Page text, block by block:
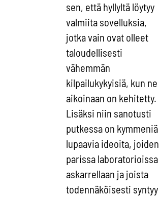
sen, että hyllyltä löytyy
valmiita sovelluksia,
jotka vain ovat olleet
taloudellisesti
vähemmän
kilpailukykyisiä, kun ne
aikoinaan on kehitetty.
Lisäksi niin sanotusti
putkessa on kymmeniä
lupaavia ideoita, joiden
parissa laboratorioissa
askarrellaan ja joista
todennäköisesti syntyy